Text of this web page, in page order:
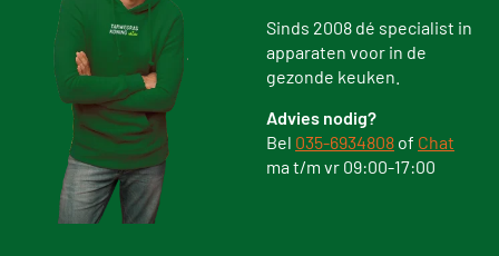
Sinds 2008 dé specialist in
apparaten voor in de
gezonde keuken.
Advies nodig?
Bel 035-6934808 of Chat
ma t/m vr 09:00-17:00